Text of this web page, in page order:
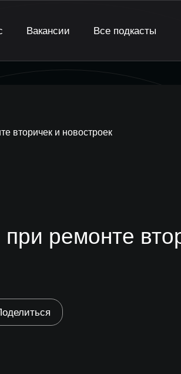
Вакансии Все подкасты
вторичек и новостроек
ремонте